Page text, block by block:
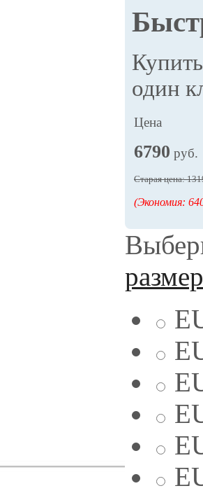
один
Цена
6790 руб.
Старая цена:
(Экономия:
размер